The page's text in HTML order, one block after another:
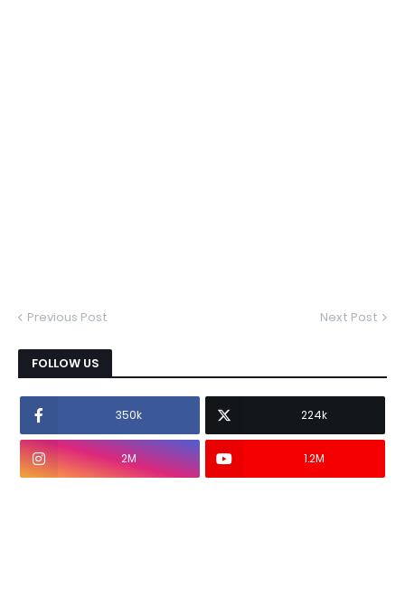
Previous Post Next Post
FOLLOW US
350k 224k
2M 1.2M